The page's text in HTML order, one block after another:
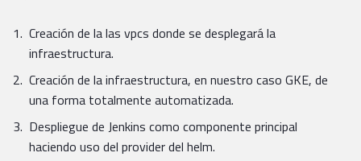
Creación de la las vpcs donde se desplegará la
infraestructura.
Creación de la infraestructura, en nuestro caso GKE, de
una forma totalmente automatizada.
Despliegue de Jenkins como componente principal
haciendo uso del provider del helm.